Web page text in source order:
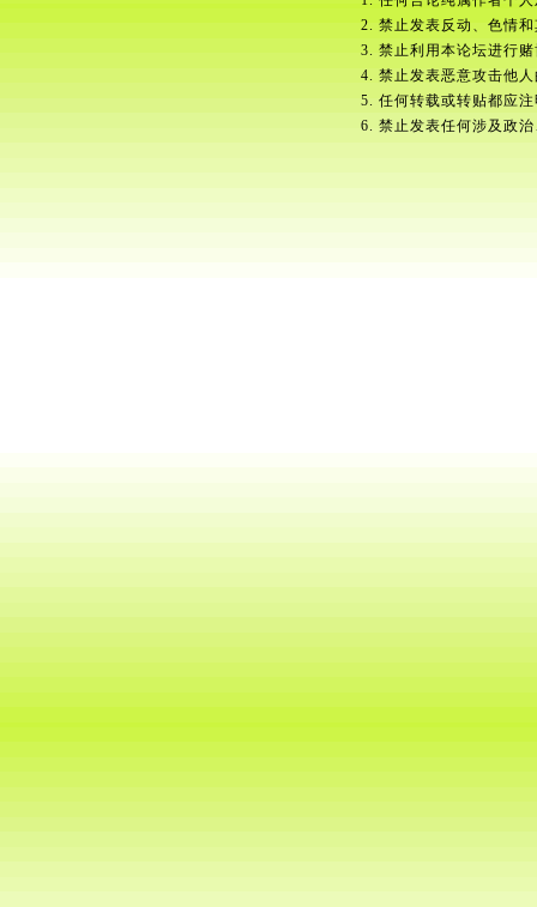
2. 禁止发表反动、色情
3. 禁止利用本论坛进行
4. 禁止发表恶意攻击他
5. 任何转载或转贴都应
6. 禁止发表任何涉及政